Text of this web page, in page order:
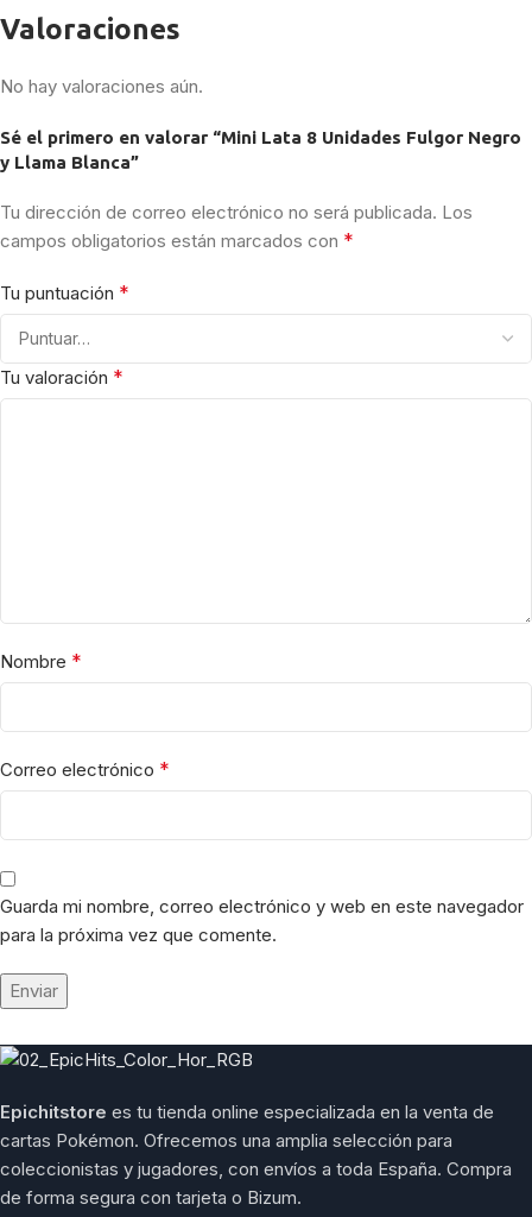
Valoraciones
No hay valoraciones aún.
Sé el primero en valorar “Mini Lata 8 Unidades Fulgor Negro
y Llama Blanca”
Tu dirección de correo electrónico no será publicada. Los
campos obligatorios están marcados con *
Tu puntuación *
Tu valoración *
Nombre *
Correo electrónico *
Guarda mi nombre, correo electrónico y web en este navegador
para la próxima vez que comente.
Epichitstore es tu tienda online especializada en la venta de
cartas Pokémon. Ofrecemos una amplia selección para
coleccionistas y jugadores, con envíos a toda España. Compra
de forma segura con tarjeta o Bizum.